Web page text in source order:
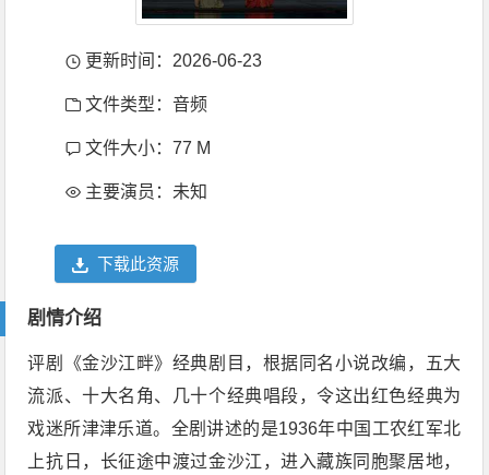
更新时间：2026-06-23
文件类型：音频
文件大小：77 M
主要演员：未知
下载此资源
剧情介绍
评剧《金沙江畔》经典剧目，根据同名小说改编，五大
流派、十大名角、几十个经典唱段，令这出红色经典为
戏迷所津津乐道。全剧讲述的是1936年中国工农红军北
上抗日，长征途中渡过金沙江，进入藏族同胞聚居地，